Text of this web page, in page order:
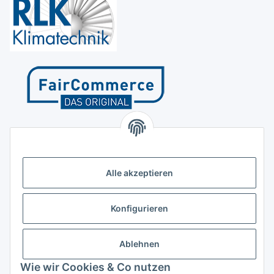
Alle akzeptieren
Konfigurieren
Ablehnen
Wie wir Cookies & Co nutzen
Höffgeshofweg 14
info@luftundklima24.de
Finden Sie uns auf Google Maps